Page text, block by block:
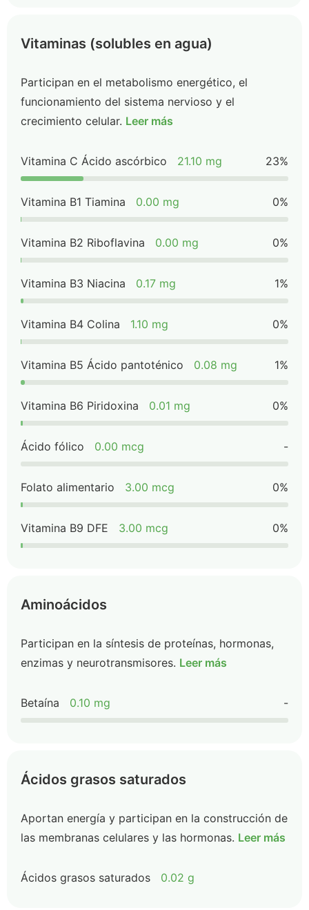
Vitaminas (solubles en agua)
Participan en el metabolismo energético, el
funcionamiento del sistema nervioso y el
crecimiento celular. Leer más
Vitamina C Ácido ascórbico 21.10 mg 23%
Vitamina B1 Tiamina 0.00 mg 0%
Vitamina B2 Riboflavina 0.00 mg 0%
Vitamina B3 Niacina 0.17 mg 1%
Vitamina B4 Colina 1.10 mg 0%
Vitamina B5 Ácido pantoténico 0.08 mg 1%
Vitamina B6 Piridoxina 0.01 mg 0%
Ácido fólico 0.00 mcg -
Folato alimentario 3.00 mcg 0%
Vitamina B9 DFE 3.00 mcg 0%
Aminoácidos
Participan en la síntesis de proteínas, hormonas,
enzimas y neurotransmisores. Leer más
Betaína 0.10 mg -
Ácidos grasos saturados
Aportan energía y participan en la construcción de
las membranas celulares y las hormonas. Leer más
Ácidos grasos saturados 0.02 g